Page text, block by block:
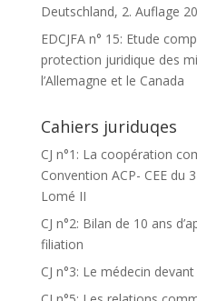
Deutschland, 2. Auflage
EDCJFA n° 15: Etude
protection juridique des
l’Allemagne et le Canada
Cahiers juriduqes
CJ n°1: La coopération
Convention ACP- CEE du
Lomé II
CJ n°2: Bilan de 10 ans
filiation
CJ n°3: Le médecin